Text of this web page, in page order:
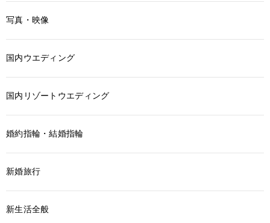
写真・映像
国内ウエディング
国内リゾートウエディング
婚約指輪・結婚指輪
新婚旅行
新生活全般